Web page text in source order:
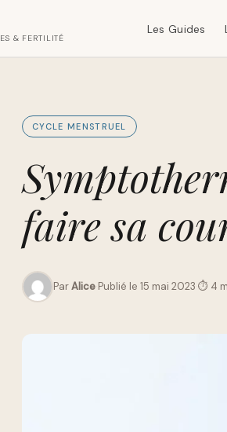
& FERTILITÉ
Les Guides
CYCLE MENSTRUEL
faire sa
ParAlice Publié le 15 mai 2023 ⏱ 4